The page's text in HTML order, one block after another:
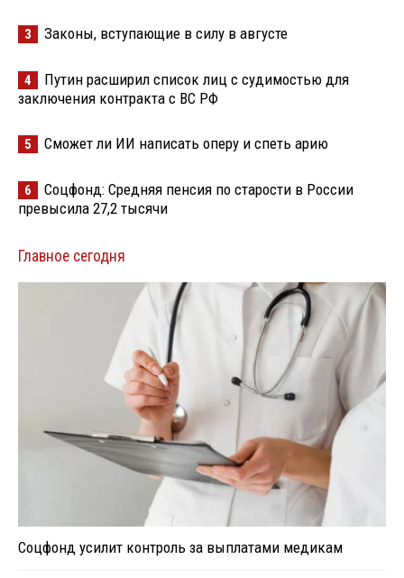
3 Законы, вступающие в силу в августе
4
Путин расширил список лиц с судимостью для
заключения контракта с ВС РФ
5 Сможет ли ИИ написать оперу и спеть арию
6
Соцфонд: Средняя пенсия по старости в России
превысила 27,2 тысячи
Главное сегодня
Соцфонд усилит контроль за выплатами медикам